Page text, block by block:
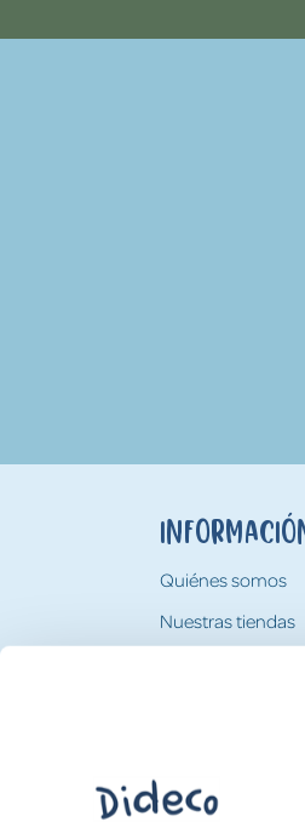
Quiénes somos
Nuestras tiendas
Tarjeta Regalo